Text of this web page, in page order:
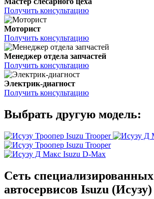
Получить консультацию
Моторист
Получить консультацию
Менеджер отдела запчастей
Получить консультацию
Электрик-диагност
Получить консультацию
Выбрать другую модель:
Isuzu Trooper
Isuzu Trooper
Isuzu D-Max
Сеть специализированных
автосервисов Isuzu (Исузу)